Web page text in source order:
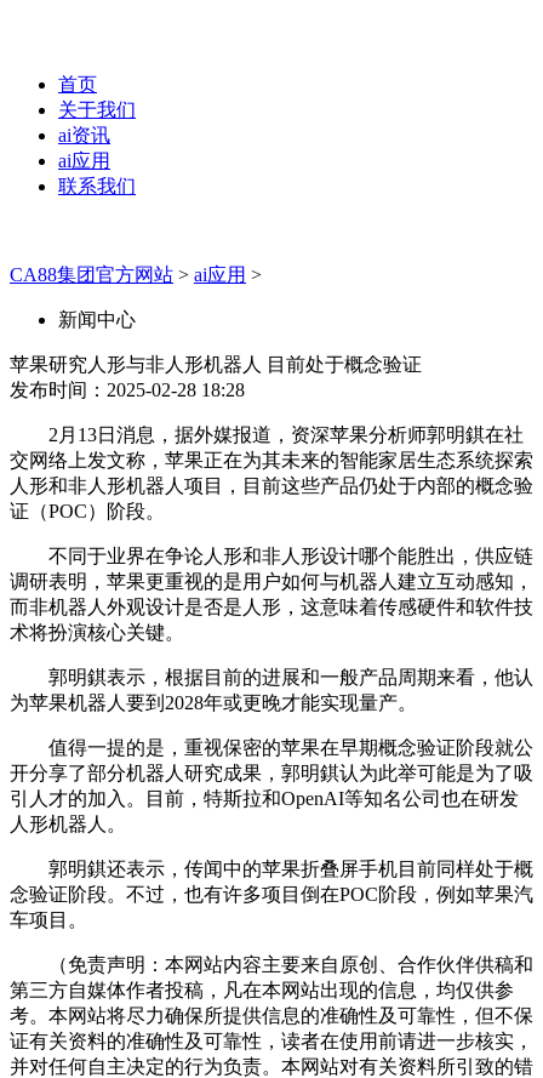
首页
关于我们
ai资讯
ai应用
联系我们
CA88集团官方网站 > ai应用 >
新闻中心
苹果研究人形与非人形机器人 目前处于概念验证
发布时间：2025-02-28 18:28
2月13日消息，据外媒报道，资深苹果分析师郭明錤在社
交网络上发文称，苹果正在为其未来的智能家居生态系统探索
人形和非人形机器人项目，目前这些产品仍处于内部的概念验
证（POC）阶段。
不同于业界在争论人形和非人形设计哪个能胜出，供应链
调研表明，苹果更重视的是用户如何与机器人建立互动感知，
而非机器人外观设计是否是人形，这意味着传感硬件和软件技
术将扮演核心关键。
郭明錤表示，根据目前的进展和一般产品周期来看，他认
为苹果机器人要到2028年或更晚才能实现量产。
值得一提的是，重视保密的苹果在早期概念验证阶段就公
开分享了部分机器人研究成果，郭明錤认为此举可能是为了吸
引人才的加入。目前，特斯拉和OpenAI等知名公司也在研发
人形机器人。
郭明錤还表示，传闻中的苹果折叠屏手机目前同样处于概
念验证阶段。不过，也有许多项目倒在POC阶段，例如苹果汽
车项目。
（免责声明：本网站内容主要来自原创、合作伙伴供稿和
第三方自媒体作者投稿，凡在本网站出现的信息，均仅供参
考。本网站将尽力确保所提供信息的准确性及可靠性，但不保
证有关资料的准确性及可靠性，读者在使用前请进一步核实，
并对任何自主决定的行为负责。本网站对有关资料所引致的错